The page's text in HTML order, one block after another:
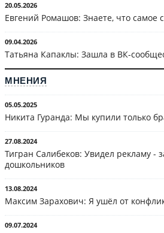
20.05.2026
Евгений Ромашов: Знаете, что самое
09.04.2026
Татьяна Капаклы: Зашла в ВК-
МНЕНИЯ
05.05.2025
Никита Гуранда: Мы купили только
27.08.2024
Тигран Салибеков: Увидел рекламу -
дошкольников
13.08.2024
Максим Зарахович: Я ушёл от
09.07.2024